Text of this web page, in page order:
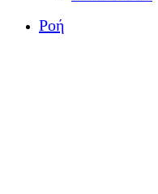
Ροή